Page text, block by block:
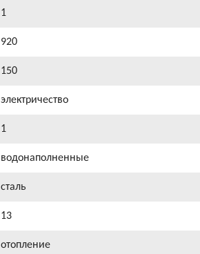
1
920
150
электричество
1
водонаполненные
сталь
13
отопление